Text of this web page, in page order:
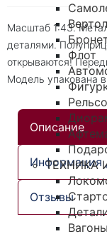
Флот
ТЕХНИКА
Вагоны
Масштаб 1:43.
деталями.
открываются!
Модель упакована
Описание
Информация
Отзывы